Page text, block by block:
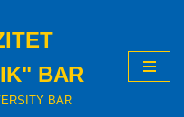
BAR
BAR